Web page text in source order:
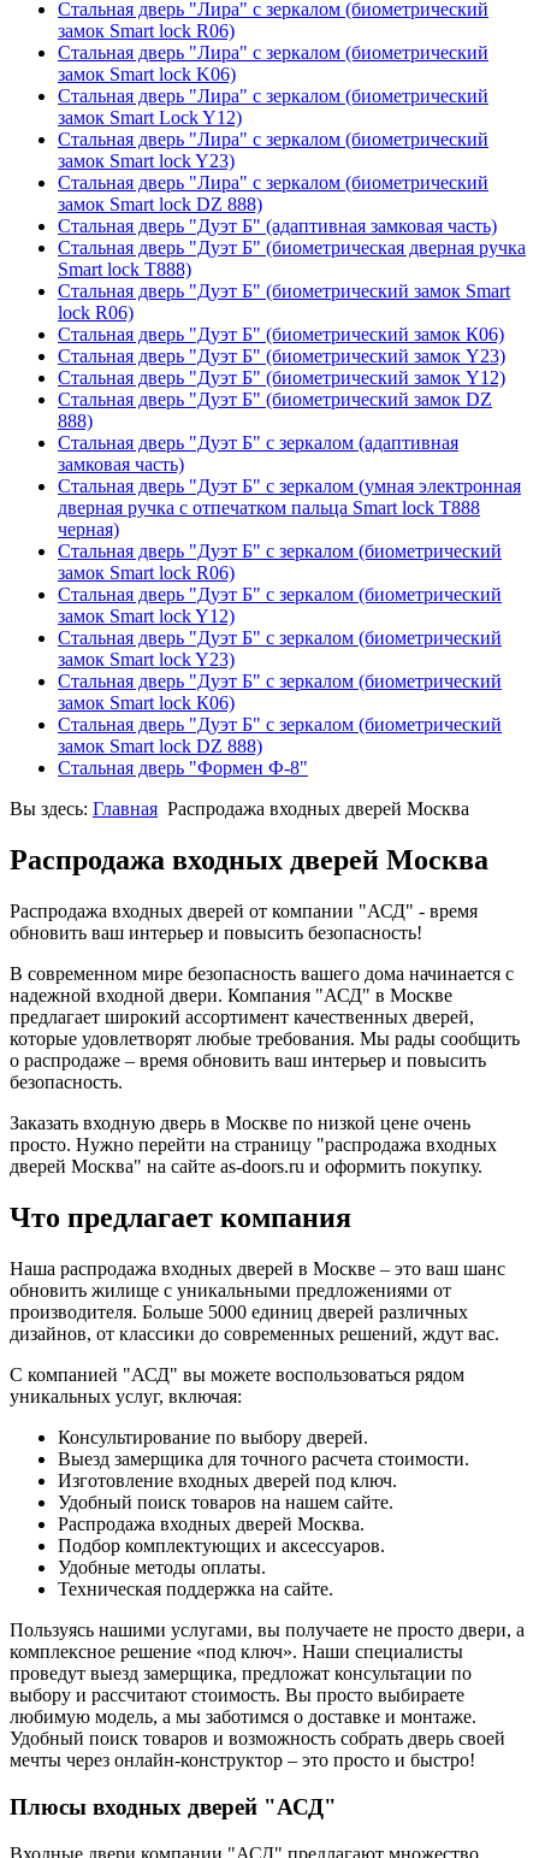
Стальная дверь "Лира" с зеркалом (биометрический
замок Smart lock R06)
Стальная дверь "Лира" с зеркалом (биометрический
замок Smart lock K06)
Стальная дверь "Лира" с зеркалом (биометрический
замок Smart Lock Y12)
Стальная дверь "Лира" с зеркалом (биометрический
замок Smart lock Y23)
Стальная дверь "Лира" с зеркалом (биометрический
замок Smart lock DZ 888)
Стальная дверь "Дуэт Б" (адаптивная замковая часть)
Стальная дверь "Дуэт Б" (биометрическая дверная ручка
Smart lock T888)
Стальная дверь "Дуэт Б" (биометрический замок Smart
lock R06)
Стальная дверь "Дуэт Б" (биометрический замок К06)
Стальная дверь "Дуэт Б" (биометрический замок Y23)
Стальная дверь "Дуэт Б" (биометрический замок Y12)
Стальная дверь "Дуэт Б" (биометрический замок DZ
888)
Стальная дверь "Дуэт Б" с зеркалом (адаптивная
замковая часть)
Стальная дверь "Дуэт Б" с зеркалом (умная электронная
дверная ручка с отпечатком пальца Smart lock T888
черная)
Стальная дверь "Дуэт Б" с зеркалом (биометрический
замок Smart lock R06)
Стальная дверь "Дуэт Б" с зеркалом (биометрический
замок Smart lock Y12)
Стальная дверь "Дуэт Б" с зеркалом (биометрический
замок Smart lock Y23)
Стальная дверь "Дуэт Б" с зеркалом (биометрический
замок Smart lock К06)
Стальная дверь "Дуэт Б" с зеркалом (биометрический
замок Smart lock DZ 888)
Стальная дверь "Формен Ф-8"
Вы здесь: Главная Распродажа входных дверей Москва
Распродажа входных дверей Москва
Распродажа входных дверей от компании "АСД" - время
обновить ваш интерьер и повысить безопасность!
В современном мире безопасность вашего дома начинается с
надежной входной двери. Компания "АСД" в Москве
предлагает широкий ассортимент качественных дверей,
которые удовлетворят любые требования. Мы рады сообщить
о распродаже – время обновить ваш интерьер и повысить
безопасность.
Заказать входную дверь в Москве по низкой цене очень
просто. Нужно перейти на страницу "распродажа входных
дверей Москва" на сайте as-doors.ru и оформить покупку.
Что предлагает компания
Наша распродажа входных дверей в Москве – это ваш шанс
обновить жилище с уникальными предложениями от
производителя. Больше 5000 единиц дверей различных
дизайнов, от классики до современных решений, ждут вас.
С компанией "АСД" вы можете воспользоваться рядом
уникальных услуг, включая:
Консультирование по выбору дверей.
Выезд замерщика для точного расчета стоимости.
Изготовление входных дверей под ключ.
Удобный поиск товаров на нашем сайте.
Распродажа входных дверей Москва.
Подбор комплектующих и аксессуаров.
Удобные методы оплаты.
Техническая поддержка на сайте.
Пользуясь нашими услугами, вы получаете не просто двери, а
комплексное решение «под ключ». Наши специалисты
проведут выезд замерщика, предложат консультации по
выбору и рассчитают стоимость. Вы просто выбираете
любимую модель, а мы заботимся о доставке и монтаже.
Удобный поиск товаров и возможность собрать дверь своей
мечты через онлайн-конструктор – это просто и быстро!
Плюсы входных дверей "АСД"
Входные двери компании "АСД" предлагают множество